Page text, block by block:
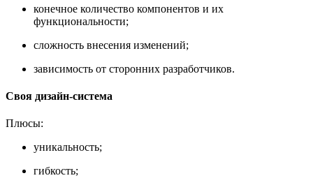
конечное количество компонентов и их
функциональности;
сложность внесения изменений;
зависимость от сторонних разработчиков.
Своя дизайн-система
Плюсы:
уникальность;
гибкость;